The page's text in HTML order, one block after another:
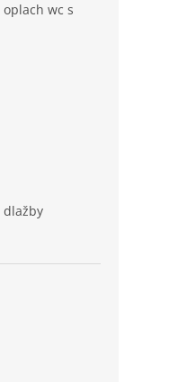
wc s
dlažby